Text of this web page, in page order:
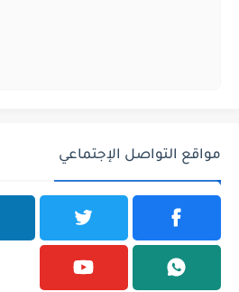
مواقع التواصل الإجتماعي